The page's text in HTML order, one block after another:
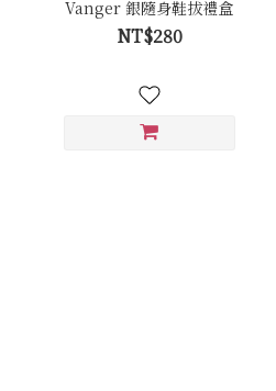
Vanger 銀隨身鞋拔禮盒
NT$280